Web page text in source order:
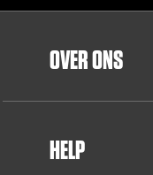
OVER ONS
HELP